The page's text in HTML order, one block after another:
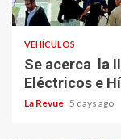
VEHÍCULOS
Se acerca la
Eléctricos e
La Revue 5 days ago